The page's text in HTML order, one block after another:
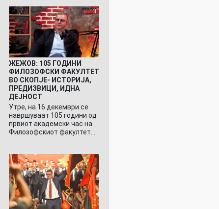
ЖЕЖОВ: 105 ГОДИНИ
ФИЛОЗОФСКИ ФАКУЛТЕТ
ВО СКОПЈЕ- ИСТОРИЈА,
ПРЕДИЗВИЦИ, ИДНА
ДЕЈНОСТ
Утре, на 16 декември се
навршуваат 105 години од
првиот академски час на
Филозофскиот факултет…